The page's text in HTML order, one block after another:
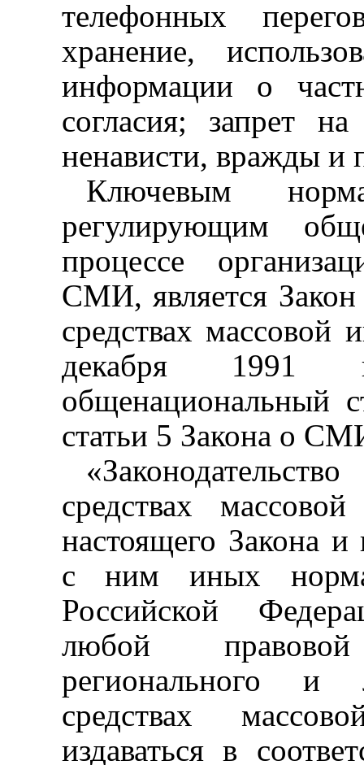
телефонных
хранение,
информации о
согласия; запрет
ненависти, вражды и
Ключевым
регулирующим
процессе
СМИ, является
средствах
декабря 1991
общенациональный
статьи 5 Закона о
средствах
настоящего Закона и
с ним иных
Российской
любой
регионального и
средствах
издаваться в